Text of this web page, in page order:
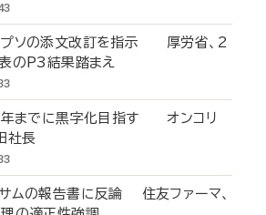
プソの添文改訂を指示 厚労省、2
のP3結果踏まえ
までに黒字化目指す オンコリ
社長
ムの報告書に反論 住友ファーマ、